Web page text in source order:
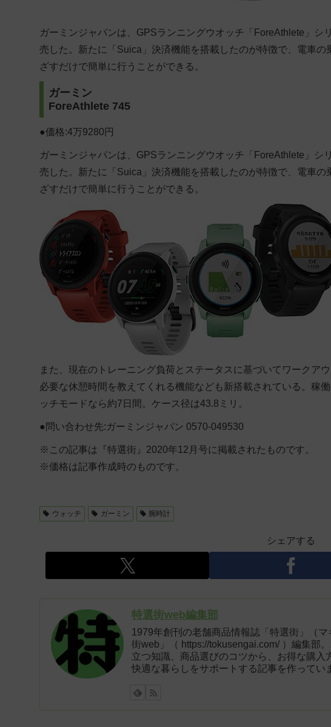
ガーミンジャパンは、GPSランニングウオッチ「ForeAthlete」シ
売した。新たに「Suica」決済機能を搭載したのが特徴で、電車
ざすだけで簡単に行うことができる。
ガーミン
ForeAthlete 745
●価格:4万9280円
ガーミンジャパンは、GPSランニングウオッチ「ForeAthlete」シ
売した。新たに「Suica」決済機能を搭載したのが特徴で、電車
ざすだけで簡単に行うことができる。
また、現在のトレーニング負荷とステータスに基づいてワークア
必要な休憩時間を教えてくれる機能なども新搭載されている。稼
ッチモードなら約7日間。ケース径は43.8ミリ。
●問い合わせ先:ガーミンジャパン 0570-049530
※この記事は『特選街』2020年12月号に掲載されたものです。
※価格は記事作成時のものです。
ウォッチ ガーミン 腕時計
シェアする
特選街web編集部
1979年創刊の老舗商品情報誌「特選街」（
街web」（ https://tokusengai.com/ ）編集部
立つ知識、商品選びのコツから、お得な購
快適な暮らしをサポートする記事を作ってい